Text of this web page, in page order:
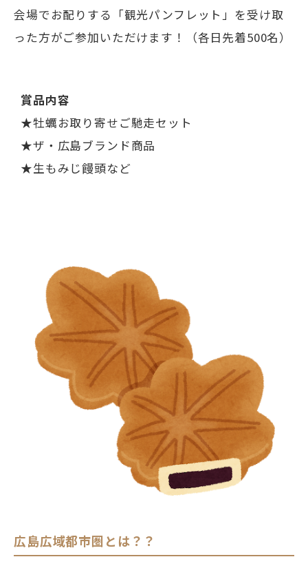
会場でお配りする「観光パンフレット」を受け取
った方がご参加いただけます！（各日先着500名）
賞品内容
★牡蠣お取り寄せご馳走セット
★ザ・広島ブランド商品
★生もみじ饅頭など
広島広域都市圏とは？？